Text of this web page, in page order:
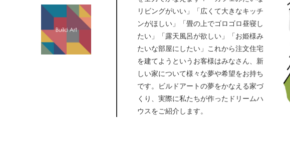
リビングがいい」「広くて大きなキッチ
ンがほしい」「畳の上でゴロゴロ昼寝し
たい」「露天風呂が欲しい」「お姫様み
たいな部屋にしたい」これから注文住宅
を建てようというお客様はみなさん、新
しい家について様々な夢や希望をお持ち
です。ビルドアートの夢をかなえる家づ
くり、実際に私たちが作ったドリームハ
ウスをご紹介します。